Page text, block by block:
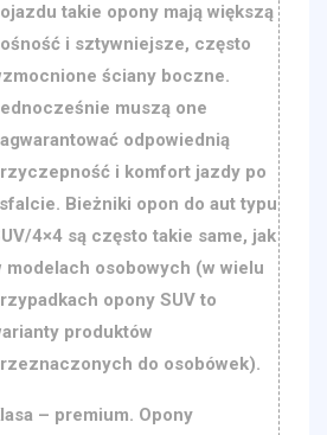
takie opony mają większą
i sztywniejsze, często
ściany boczne.
muszą one
odpowiednią
i komfort jazdy po
Bieżniki opon do aut typu
4×4 są często takie same, jak
modelach osobowych (w wielu
opony SUV to
produktów
do osobówek).
– premium. Opony